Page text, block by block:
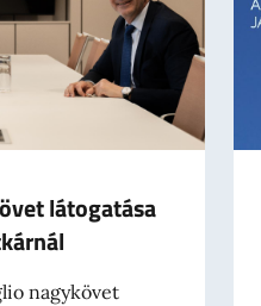
látogatása
nagykövet